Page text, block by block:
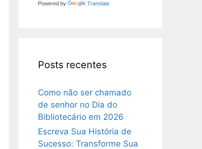
Powered by Translate
Posts recentes
Como não ser chamado
de senhor no Dia do
Bibliotecário em 2026
Escreva Sua História de
Sucesso: Transforme Sua